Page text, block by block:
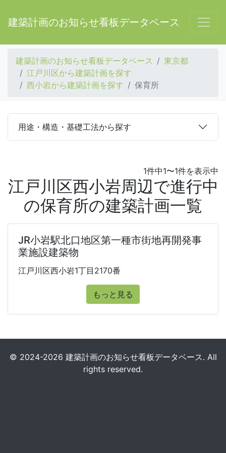
建築計画のお知らせ看板データベース
建築計画のお知らせ看板データベース
東京都
江戸川区から建築計画を探す
西小岩から建築計画を探す
保育所
用途・構造・基礎工法から探す
1件中1〜1件を表示中
江戸川区西小岩周辺で進行中
の保育所の建築計画一覧
JR小岩駅北口地区第一種市街地再開発事
業施設建築物
江戸川区西小岩1丁目2170番
もっと見る
© 2024-2026 建築計画のお知らせ看板データベース. All
rights reserved.